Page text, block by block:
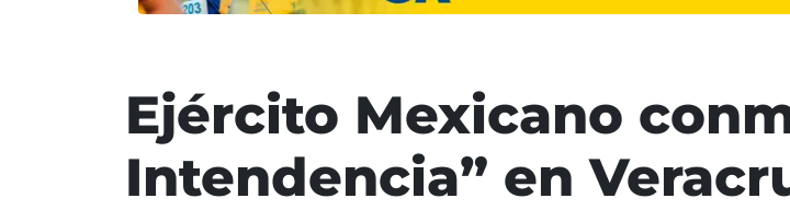
Ejército Mexicano
Intendencia” en